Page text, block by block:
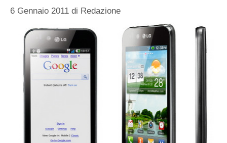
6 Gennaio 2011 di Redazione